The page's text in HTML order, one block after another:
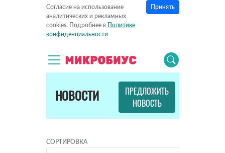
Согласие на использование
аналитических и рекламных
cookies. Подробнее в Политике
конфиденциальности
Принять
НОВОСТИ
ПРЕДЛОЖИТЬ
НОВОСТЬ
СОРТИРОВКА